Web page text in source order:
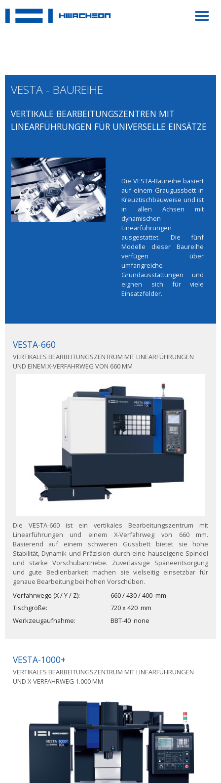
VESTA - BAUREIHE
VERTIKALE BEARBEITUNGSZENTREN MIT
LINEARFÜHRUNGEN FÜR UNIVERSELLE EINSÄTZE
Die VESTA-Baureihe basiert
auf einem Graugussbett in
Kreuztischbauweise und ist
in allen Achsen mit
dynamischen
Linearführungen
ausgestattet. Die fünf
Modelle dieser Baureihe
verfügen über
umfangreiche
Grundausstattungen und
eignen sich für viele
Einsatzfelder.
VESTA-660
VERTIKALES BEARBEITUNGSZENTRUM MIT LINEARFÜHRUNGEN
UND EINEM X-VERFAHRWEG VON 660 MM
Die VESTA-660 ist ein vertikales Bearbeitungszentrum mit
Linearführungen und einem X-Verfahrweg von 660 mm.
Basierend auf einem schweren Gussbett bietet sie hohe
Stabilität, Dynamik und Präzision durch eine hauseigene Spindel
und starke Vorschubantriebe. Zuverlässige Späneentsorgung
und gute Bedienbarkeit machen sie vielseitig einsetzbar für
genaue Bearbeitung bei hohen Vorschüben.
Verfahrwege (X / Y / Z)
660 / 430 / 400 mm
Tischgröße
720 x 420 mm
Werkzeugaufnahme
BBT-40 none
VESTA-1000+
VERTIKALES BEARBEITUNGSZENTRUM MIT LINEARFÜHRUNGEN
UND X-VERFAHRWEG 1.000 MM